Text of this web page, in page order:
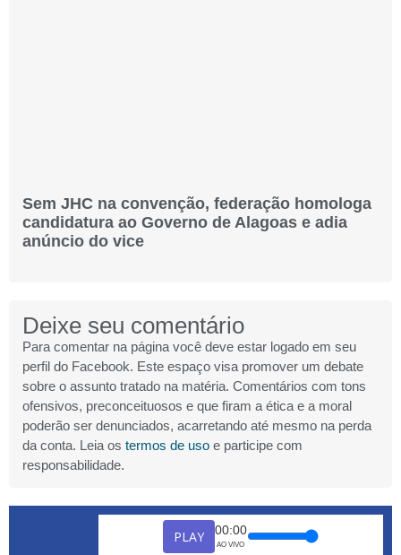
Sem JHC na convenção, federação homologa
candidatura ao Governo de Alagoas e adia
anúncio do vice
Deixe seu comentário
Para comentar na página você deve estar logado em seu
perfil do Facebook. Este espaço visa promover um debate
sobre o assunto tratado na matéria. Comentários com tons
ofensivos, preconceituosos e que firam a ética e a moral
poderão ser denunciados, acarretando até mesmo na perda
da conta. Leia os termos de uso e participe com
responsabilidade.
PLAY 00:00
AO VIVO